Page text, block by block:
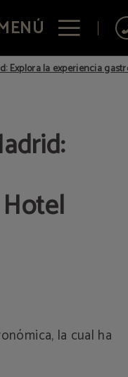
Madrid. Web Oficial.
Explora la experiencia
la cual ha